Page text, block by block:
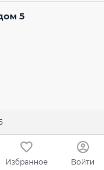
5
Избранное Войти